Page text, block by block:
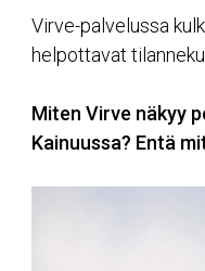
Virve-palvelussa
helpottavat
Miten Virve näkyy
Kainuussa? Entä